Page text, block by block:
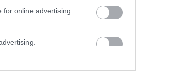
for online advertising